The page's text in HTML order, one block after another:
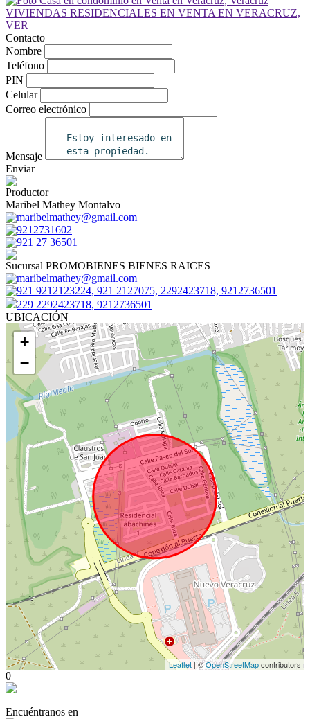
Contacto
Nombre
Teléfono
PIN
Celular
Correo electrónico
Mensaje
Enviar
Productor
Maribel Mathey Montalvo
maribelmathey@gmail.com
9212731602
921 27 36501
Sucursal PROMOBIENES BIENES RAICES
maribelmathey@gmail.com
921 9212123224, 921 2127075, 2292423718, 9212736501
229 2292423718, 9212736501
UBICACIÓN
+
−
Leaflet | ©OpenStreetMapcontributors
0
Encuéntranos en